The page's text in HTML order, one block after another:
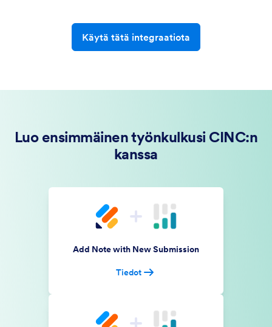
Käytä tätä integraatiota
Luo ensimmäinen työnkulkusi CINC:n
kanssa
Add Note with New Submission
Tiedot